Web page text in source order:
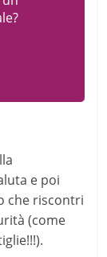
e poi
che riscontri
(come